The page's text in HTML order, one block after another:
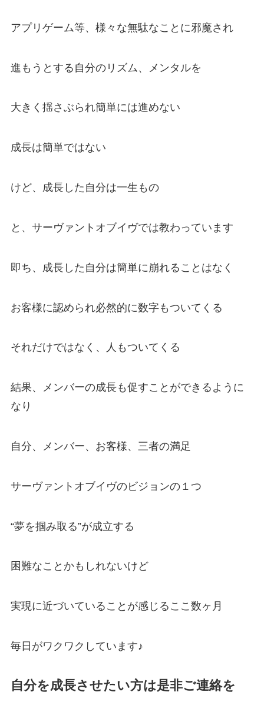
アプリゲーム等、様々な無駄なことに邪魔され
進もうとする自分のリズム、メンタルを
大きく揺さぶられ簡単には進めない
成長は簡単ではない
けど、成長した自分は一生もの
と、サーヴァントオブイヴでは教わっています
即ち、成長した自分は簡単に崩れることはなく
お客様に認められ必然的に数字もついてくる
それだけではなく、人もついてくる
結果、メンバーの成長も促すことができるように
なり
自分、メンバー、お客様、三者の満足
サーヴァントオブイヴのビジョンの１つ
“夢を掴み取る”が成立する
困難なことかもしれないけど
実現に近づいていることが感じるここ数ヶ月
毎日がワクワクしています♪
自分を成長させたい方は是非ご連絡を